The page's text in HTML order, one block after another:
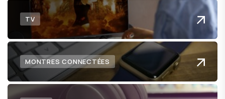
TV
MONTRES CONNECTÉES